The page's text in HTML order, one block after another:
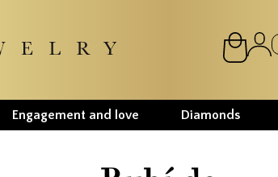
Engagement and love Diamonds